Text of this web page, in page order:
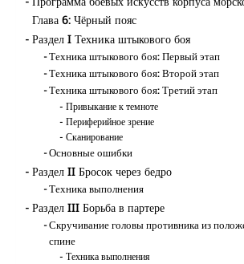
Глава 6: Чёрный пояс
Раздел I Техника штыкового боя
Техника штыкового боя: Первый этап
Техника штыкового боя: Второй этап
Техника штыкового боя: Третий этап
Привыкание к темноте
Периферийное зрение
Сканирование
Основные ошибки
Раздел II Бросок через бедро
Техника выполнения
Раздел III Борьба в партере
Скручивание головы противника из
спине
Техника выполнения